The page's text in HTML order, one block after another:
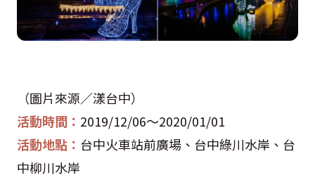
（圖片來源／漾台中）
活動時間： 2019/12/06～2020/01/01
活動地點： 台中火車站前廣場、台中綠川水岸、台
中柳川水岸